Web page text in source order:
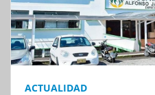
ACTUALIDAD